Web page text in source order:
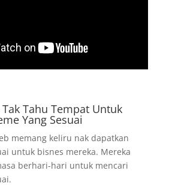
Tak Tahu Tempat Untuk
Yang Sesuai
memang keliru nak dapatkan
untuk bisnes mereka. Mereka
berhari-hari untuk mencari